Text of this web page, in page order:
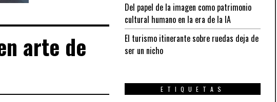
arte de
Del papel de la imagen como patrimonio
cultural humano en la era de la IA
El turismo itinerante sobre ruedas deja de
ser un nicho
ETIQUETAS